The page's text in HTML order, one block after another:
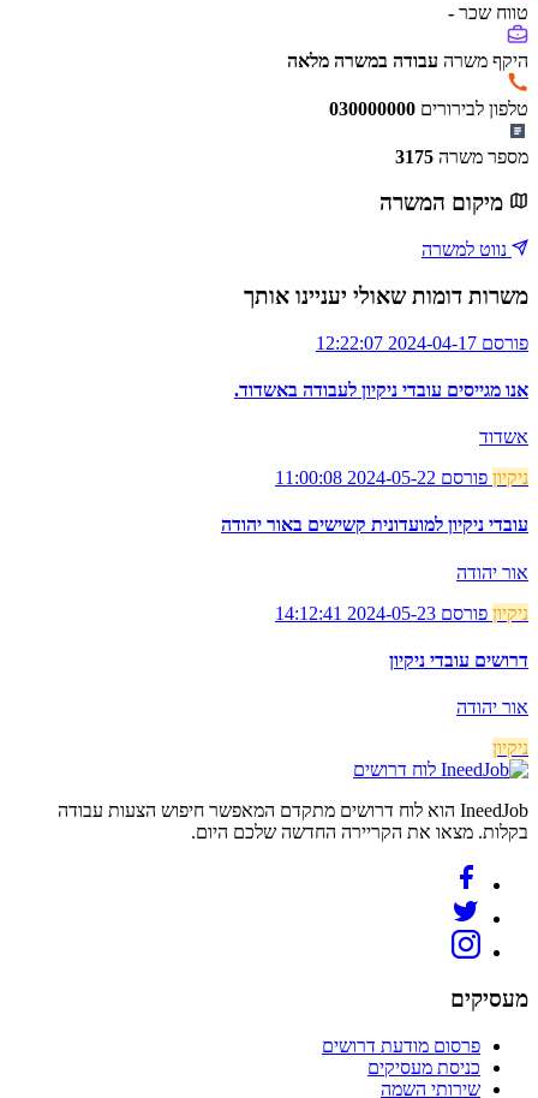
טווח שכר -
היקף משרה עבודה במשרה מלאה
טלפון לבירורים 030000000
מספר משרה 3175
מיקום המשרה
נווט למשרה
משרות דומות שאולי יעניינו אותך
פורסם 2024-04-17 12:22:07
אנו מגייסים עובדי ניקיון לעבודה באשדוד.
אשדוד
ניקיון פורסם 2024-05-22 11:00:08
עובדי ניקיון למועדונית קשישים באור יהודה
אור יהודה
ניקיון פורסם 2024-05-23 14:12:41
דרושים עובדי ניקיון
אור יהודה
ניקיון
לוח דרושים
IneedJob הוא לוח דרושים מתקדם המאפשר חיפוש הצעות עבודה
בקלות. מצאו את הקריירה החדשה שלכם היום.
מעסיקים
פרסום מודעת דרושים
כניסת מעסיקים
שירותי השמה